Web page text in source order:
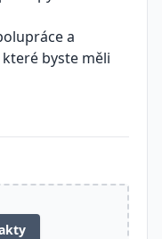
a
byste měli